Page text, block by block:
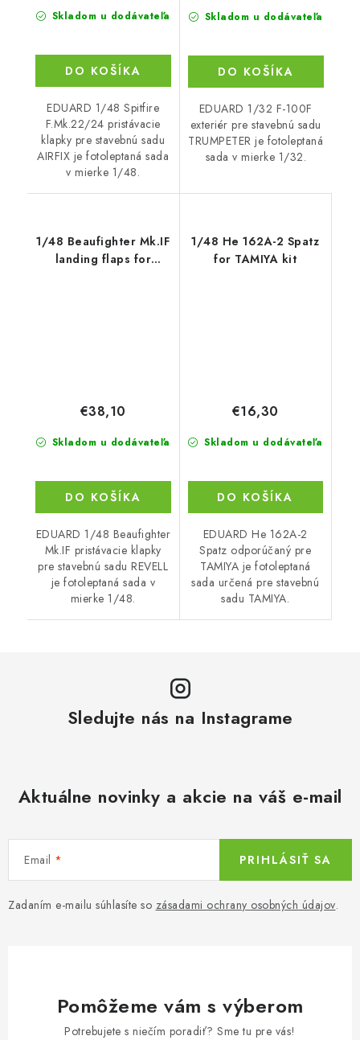
Skladom u dodávateľa
DO KOŠÍKA
EDUARD 1/48 Spitfire
F.Mk.22/24 pristávacie
klapky pre stavebnú sadu
AIRFIX je fotoleptaná sada
v mierke 1/48.
Skladom u dodávateľa
DO KOŠÍKA
EDUARD 1/32 F-100F
exteriér pre stavebnú sadu
TRUMPETER je fotoleptaná
sada v mierke 1/32.
1/48 Beaufighter Mk.IF
landing flaps for
Skladom u dodávateľa
€38,10
DO KOŠÍKA
EDUARD 1/48 Beaufighter
Mk.IF pristávacie klapky
pre stavebnú sadu REVELL
je fotoleptaná sada v
mierke 1/48.
1/48 He 162A-2 Spatz
for TAMIYA kit
Skladom u dodávateľa
€16,30
DO KOŠÍKA
EDUARD He 162A-2
Spatz odporúčaný pre
TAMIYA je fotoleptaná
sada určená pre stavebnú
sadu TAMIYA.
Sledujte nás na Instagrame
Aktuálne novinky a akcie na váš e-mail
Email
Zadaním e-mailu súhlasíte so zásadami ochrany osobných údajov.
PRIHLÁSIŤ SA
Pomôžeme vám s výberom
Potrebujete s niečím poradiť? Sme tu pre vás!